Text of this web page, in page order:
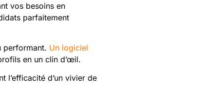
vos besoins en
parfaitement
performant. Un logiciel
en un clin d’œil.
l’efficacité d’un vivier de